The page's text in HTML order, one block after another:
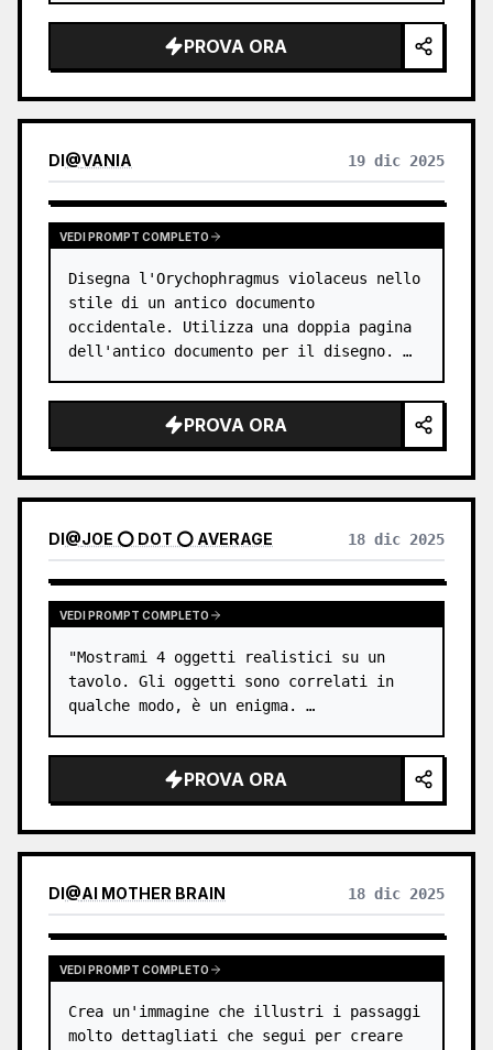
PROVA ORA
DI@VANIA 19 dic 2025
VEDI PROMPT COMPLETO
Disegna l'Orychophragmus violaceus nello
stile di un antico documento
occidentale. Utilizza una doppia pagina
dell'antico documento per il disegno. …
PROVA ORA
DI@JOE ⭕ DOT ⭕ AVERAGE 18 dic 2025
VEDI PROMPT COMPLETO
"Mostrami 4 oggetti realistici su un
tavolo. Gli oggetti sono correlati in
qualche modo, è un enigma. …
PROVA ORA
DI@AI MOTHER BRAIN 18 dic 2025
VEDI PROMPT COMPLETO
Crea un'immagine che illustri i passaggi
molto dettagliati che segui per creare